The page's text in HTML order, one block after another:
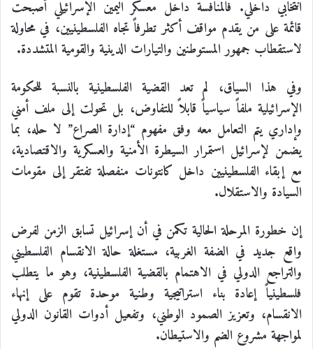
انتخابي داخلي. فالمنافسة داخل معسكر اليمين الإسرائيلي أصبحت
قائمة على من يقدم مواقف أكثر تطرفاً تجاه الفلسطينيين، في محاولة
لاستقطاب جمهور المستوطنين والتيارات الدينية والقومية المتشددة.
وفي هذا السياق، لم تعد القضية الفلسطينية بالنسبة للحكومة
الإسرائيلية ملفاً سياسياً قابلاً للتفاوض، بل تحولت إلى ملف أمني
وإداري يتم التعامل معه وفق مفهوم “إدارة الصراع” لا حله، بما
يضمن لإسرائيل استمرار السيطرة الأمنية والعسكرية والاقتصادية،
مع إبقاء الفلسطينيين داخل كانتونات منفصلة تفتقر إلى مقومات
السيادة والاستقلال.
إن خطورة المرحلة الحالية تكمن في أن إسرائيل تسابق الزمن لفرض
واقع جديد في الضفة الغربية، مستغلة حالة الانقسام الفلسطيني
والتراجع الدولي في الاهتمام بالقضية الفلسطينية، وهو ما يتطلب
فلسطينياً إعادة بناء استراتيجية وطنية موحدة تقوم على إنهاء
الانقسام، وتعزيز الصمود الوطني، وتفعيل أدوات القانون الدولي
لمواجهة مشروع الضم والاستيطان.